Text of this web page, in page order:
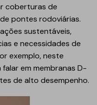
coberturas de
pontes rodoviárias.
sustentáveis,
e necessidades de
exemplo, neste
em membranas D-
de alto desempenho.